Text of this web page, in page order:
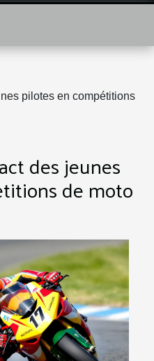
pilotes en compétitions
des jeunes
de moto